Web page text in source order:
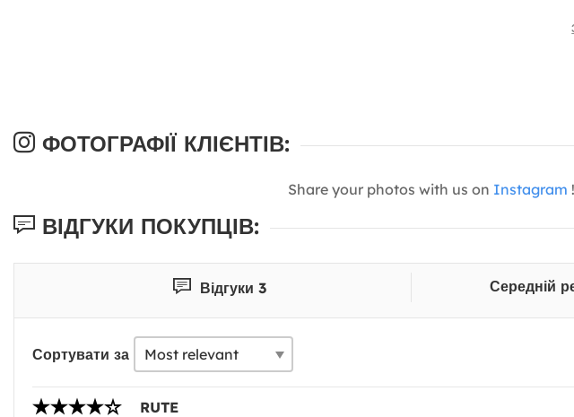
ФОТОГРАФІЇ КЛІЄНТІВ:
Share your photos with us on Instagram
ВІДГУКИ ПОКУПЦІВ:
Відгуки 3 Середній
Сортувати за
RUTE